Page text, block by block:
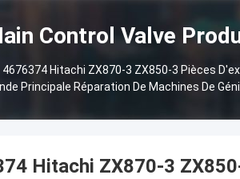
Show
Control Valve
4676374 Hitachi ZX870-3 ZX850-3 Pièces
Principale Réparation De Machines De
Hitachi ZX870-3